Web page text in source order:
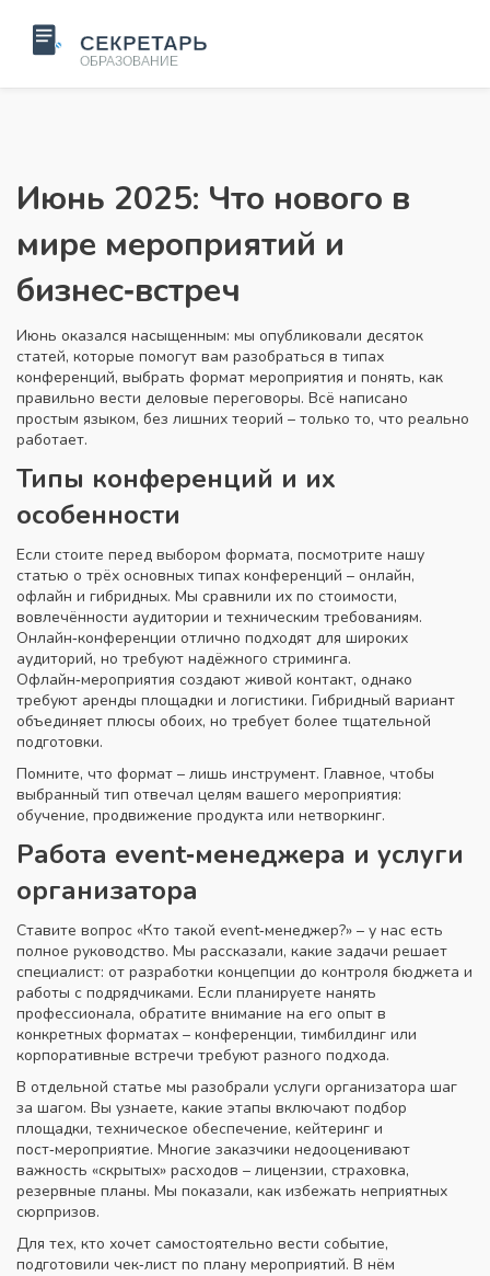
Июнь 2025: Что нового в
мире мероприятий и
бизнес‑встреч
Июнь оказался насыщенным: мы опубликовали десяток
статей, которые помогут вам разобраться в типах
конференций, выбрать формат мероприятия и понять, как
правильно вести деловые переговоры. Всё написано
простым языком, без лишних теорий – только то, что реально
работает.
Типы конференций и их
особенности
Если стоите перед выбором формата, посмотрите нашу
статью о трёх основных типах конференций – онлайн,
офлайн и гибридных. Мы сравнили их по стоимости,
вовлечённости аудитории и техническим требованиям.
Онлайн‑конференции отлично подходят для широких
аудиторий, но требуют надёжного стриминга.
Офлайн‑мероприятия создают живой контакт, однако
требуют аренды площадки и логистики. Гибридный вариант
объединяет плюсы обоих, но требует более тщательной
подготовки.
Помните, что формат – лишь инструмент. Главное, чтобы
выбранный тип отвечал целям вашего мероприятия:
обучение, продвижение продукта или нетворкинг.
Работа event‑менеджера и услуги
организатора
Ставите вопрос «Кто такой event‑менеджер?» – у нас есть
полное руководство. Мы рассказали, какие задачи решает
специалист: от разработки концепции до контроля бюджета и
работы с подрядчиками. Если планируете нанять
профессионала, обратите внимание на его опыт в
конкретных форматах – конференции, тимбилдинг или
корпоративные встречи требуют разного подхода.
В отдельной статье мы разобрали услуги организатора шаг
за шагом. Вы узнаете, какие этапы включают подбор
площадки, техническое обеспечение, кейтеринг и
пост‑мероприятие. Многие заказчики недооценивают
важность «скрытых» расходов – лицензии, страховка,
резервные планы. Мы показали, как избежать неприятных
сюрпризов.
Для тех, кто хочет самостоятельно вести событие,
подготовили чек‑лист по плану мероприятий. В нём